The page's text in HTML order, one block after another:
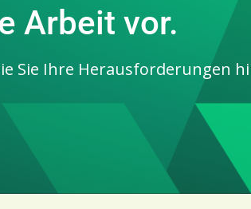
Arbeit vor.
Sie Ihre Herausforderungen